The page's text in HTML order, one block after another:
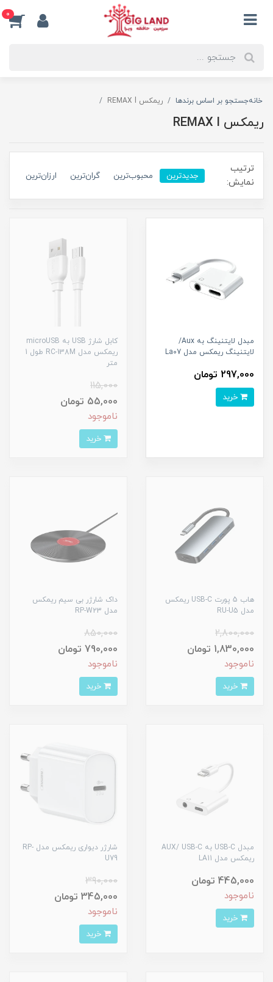
0
خانهجستجو بر اساس برندها ریمکس REMAX l
ریمکس REMAX l
ترتیب
نمایش:
جدیدترین محبوب‌ترین گران‌ترین ارزان‌ترین
مبدل لایتنینگ به Aux/
لایتنینگ ریمکس مدل La07
297,000 تومان
کابل شارژ USB به microUSB
ریمکس مدل RC-138M طول 1
متر
115,000
55,000 تومان
ناموجود
هاب 5 پورت USB-C ریمکس
مدل RU-U5
2,800,000
1,830,000 تومان
ناموجود
داک شارژر بی سیم ریمکس
مدل RP-W23
850,000
790,000 تومان
ناموجود
مبدل USB-C به AUX/ USB-C
ریمکس مدل LA11
445,000 تومان
ناموجود
شارژر دیواری ریمکس مدل RP-
U79
390,000
345,000 تومان
ناموجود